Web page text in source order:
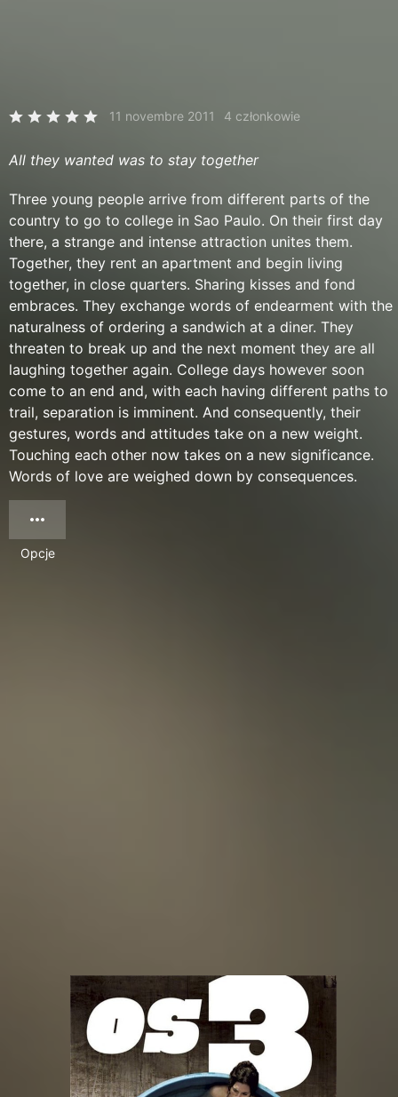
11 novembre 2011 4 członkowie
All they wanted was to stay together
Three young people arrive from different parts of the
country to go to college in Sao Paulo. On their first day
there, a strange and intense attraction unites them.
Together, they rent an apartment and begin living
together, in close quarters. Sharing kisses and fond
embraces. They exchange words of endearment with the
naturalness of ordering a sandwich at a diner. They
threaten to break up and the next moment they are all
laughing together again. College days however soon
come to an end and, with each having different paths to
trail, separation is imminent. And consequently, their
gestures, words and attitudes take on a new weight.
Touching each other now takes on a new significance.
Words of love are weighed down by consequences.
Opcje